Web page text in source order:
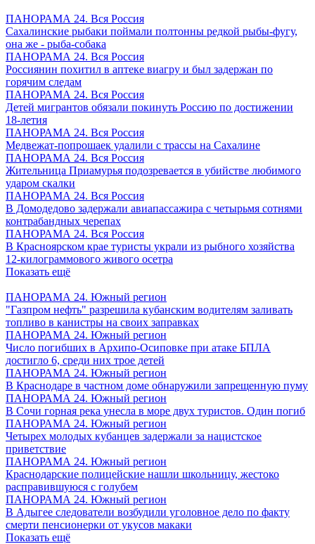
ПАНОРАМА 24. Вся Россия
Сахалинские рыбаки поймали полтонны редкой рыбы-фугу,
она же - рыба-собака
ПАНОРАМА 24. Вся Россия
Россиянин похитил в аптеке виагру и был задержан по
горячим следам
ПАНОРАМА 24. Вся Россия
Детей мигрантов обязали покинуть Россию по достижении
18-летия
ПАНОРАМА 24. Вся Россия
Медвежат-попрошаек удалили с трассы на Сахалине
ПАНОРАМА 24. Вся Россия
Жительница Приамурья подозревается в убийстве любимого
ударом скалки
ПАНОРАМА 24. Вся Россия
В Домодедово задержали авиапассажира с четырьмя сотнями
контрабандных черепах
ПАНОРАМА 24. Вся Россия
В Красноярском крае туристы украли из рыбного хозяйства
12-килограммового живого осетра
Показать ещё
ПАНОРАМА 24. Южный регион
"Газпром нефть" разрешила кубанским водителям заливать
топливо в канистры на своих заправках
ПАНОРАМА 24. Южный регион
Число погибших в Архипо-Осиповке при атаке БПЛА
достигло 6, среди них трое детей
ПАНОРАМА 24. Южный регион
В Краснодаре в частном доме обнаружили запрещенную пуму
ПАНОРАМА 24. Южный регион
В Сочи горная река унесла в море двух туристов. Один погиб
ПАНОРАМА 24. Южный регион
Четырех молодых кубанцев задержали за нацистское
приветствие
ПАНОРАМА 24. Южный регион
Краснодарские полицейские нашли школьницу, жестоко
расправившуюся с голубем
ПАНОРАМА 24. Южный регион
В Адыгее следователи возбудили уголовное дело по факту
смерти пенсионерки от укусов макаки
Показать ещё